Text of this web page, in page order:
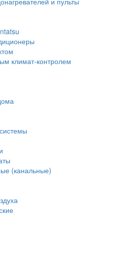
климат-контролем
(канальные)